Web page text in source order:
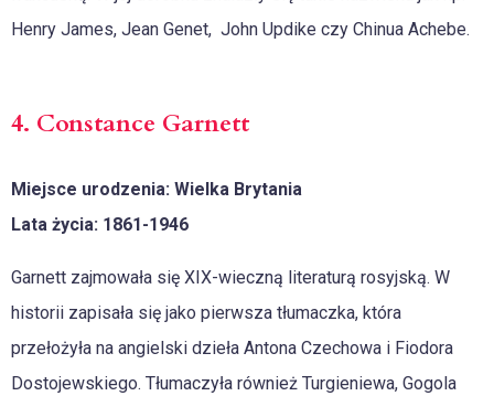
Henry James, Jean Genet, John Updike czy Chinua Achebe.
4. Constance Garnett
Miejsce urodzenia: Wielka Brytania
Lata życia: 1861-1946
Garnett zajmowała się XIX-wieczną literaturą rosyjską. W
historii zapisała się jako pierwsza tłumaczka, która
przełożyła na angielski dzieła Antona Czechowa i Fiodora
Dostojewskiego. Tłumaczyła również Turgieniewa, Gogola